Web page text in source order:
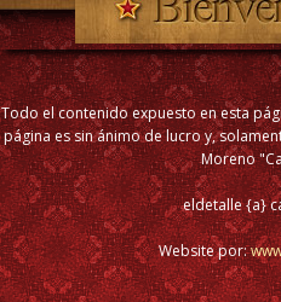
Todo el contenido expuesto en esta
página es sin ánimo de lucro y,
Moreno
eldetalle {a}
Website por: